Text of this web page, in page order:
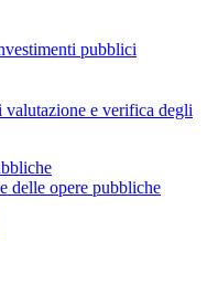
pubblici
e verifica degli
delle opere pubbliche